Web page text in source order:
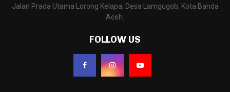
Jalan Prada Utama Lorong Kelapa, Desa Lamgugob, Kota Banda
Aceh.
FOLLOW US